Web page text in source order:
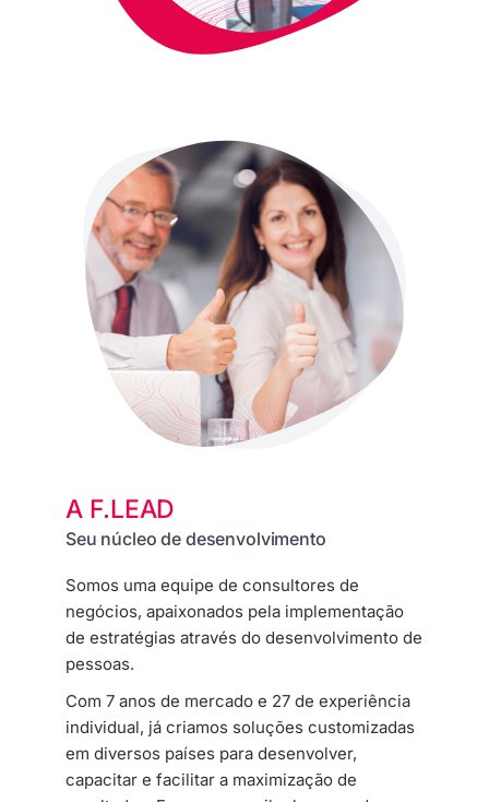
A F.LEAD
Seu núcleo de desenvolvimento
Somos uma equipe de consultores de
negócios, apaixonados pela implementação
de estratégias através do desenvolvimento de
pessoas.
Com 7 anos de mercado e 27 de experiência
individual, já criamos soluções customizadas
em diversos países para desenvolver,
capacitar e facilitar a maximização de